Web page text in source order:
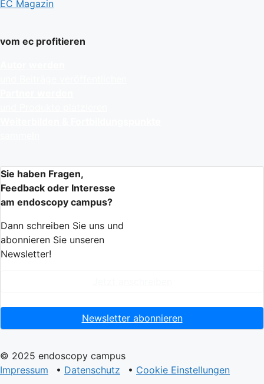
EC Magazin
vom ec profitieren
Sie haben Fragen,
Feedback oder Interesse
am endoscopy campus?
Dann schreiben Sie uns und
abonnieren Sie unseren
Newsletter!
Newsletter abonnieren
© 2025 endoscopy campus
Impressum
• Datenschutz • Cookie Einstellungen